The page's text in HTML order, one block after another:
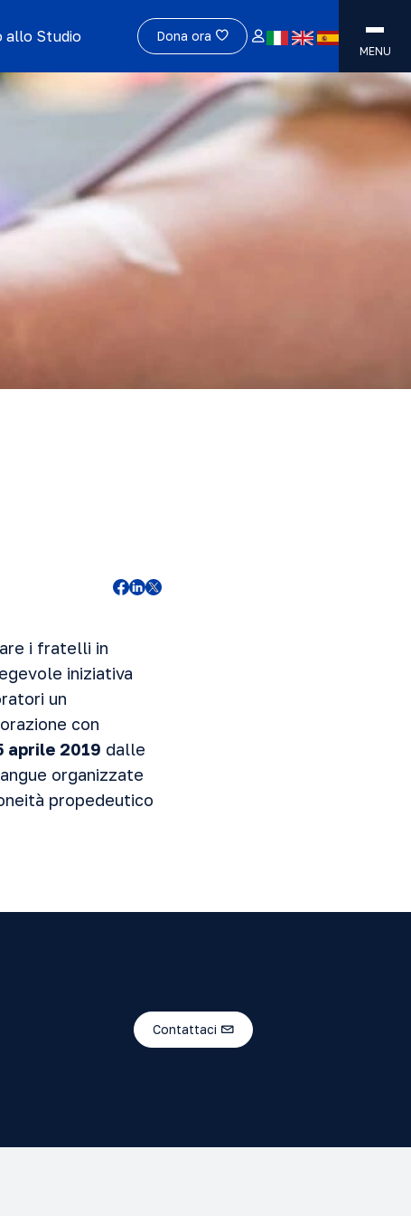
allo Studio Dona ora
MENU
i fratelli in
iniziativa
un
con
aprile 2019 dalle
organizzate
propedeutico
Contattaci